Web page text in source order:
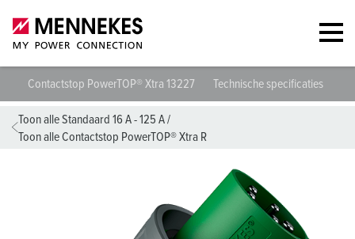
Contactstop PowerTOP® Xtra 13227 Technische specificaties
Toon alle Standaard 16 A - 125 A/
Toon alle Contactstop PowerTOP® Xtra R